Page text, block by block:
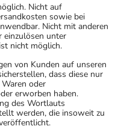
Nicht auf
sowie bei
Nicht mit anderen
einzulösen unter
nicht möglich.
von Kunden auf unseren
dass diese nur
oder
erworben haben.
des Wortlauts
werden, die insoweit zu